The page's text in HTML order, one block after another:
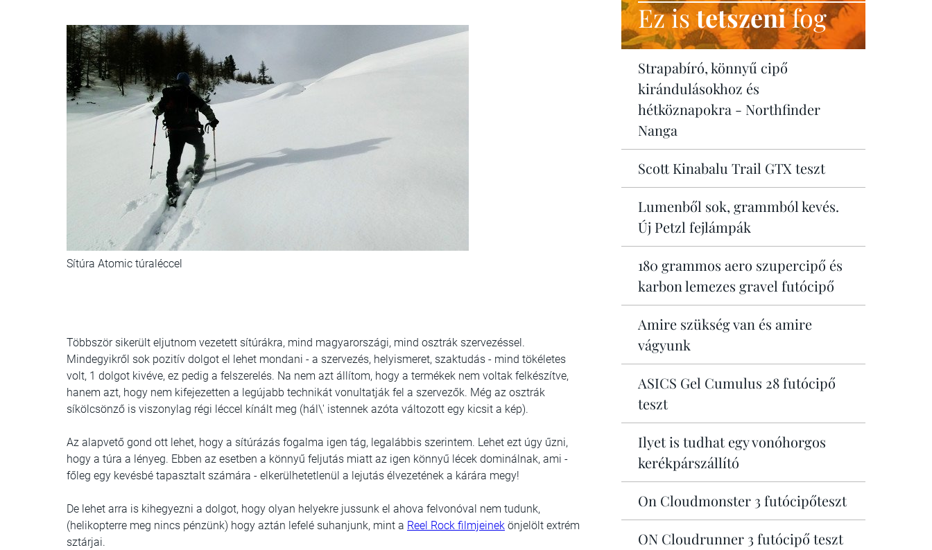
Sítúra Atomic túraléccel
Többször sikerült eljutnom vezetett sítúrákra, mind magyarországi, mind osztrák szervezéssel.
Mindegyikről sok pozitív dolgot el lehet mondani - a szervezés, helyismeret, szaktudás - mind tökéletes
volt, 1 dolgot kivéve, ez pedig a felszerelés. Na nem azt állítom, hogy a termékek nem voltak felkészítve,
hanem azt, hogy nem kifejezetten a legújabb technikát vonultatják fel a szervezők. Még az osztrák
síkölcsönző is viszonylag régi léccel kínált meg (hál\' istennek azóta változott egy kicsit a kép).
Az alapvető gond ott lehet, hogy a sítúrázás fogalma igen tág, legalábbis szerintem. Lehet ezt úgy űzni,
hogy a túra a lényeg. Ebben az esetben a könnyű feljutás miatt az igen könnyű lécek dominálnak, ami -
főleg egy kevésbé tapasztalt számára - elkerülhetetlenül a lejutás élvezetének a kárára megy!
De lehet arra is kihegyezni a dolgot, hogy olyan helyekre jussunk el ahova felvonóval nem tudunk,
(helikopterre meg nincs pénzünk) hogy aztán lefelé suhanjunk, mint a Reel Rock filmjeinek önjelölt extrém
sztárjai.
Ez istetszenifog
Strapabíró, könnyű cipő
kirándulásokhoz és
hétköznapokra - Northfinder
Nanga
Scott Kinabalu Trail GTX teszt
Lumenből sok, grammból kevés.
Új Petzl fejlámpák
180 grammos aero szupercipő és
karbon lemezes gravel futócipő
Amire szükség van és amire
vágyunk
ASICS Gel Cumulus 28 futócipő
teszt
Ilyet is tudhat egy vonóhorgos
kerékpárszállító
On Cloudmonster 3 futócipőteszt
ON Cloudrunner 3 futócipő teszt